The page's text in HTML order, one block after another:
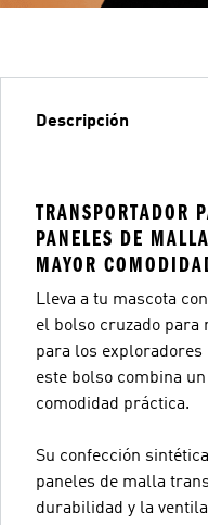
Descripción
TRANSPORTADOR
PANELES DE
MAYOR
Lleva a tu mascota
el bolso cruzado para
para los exploradores
este bolso combina
comodidad práctica.
Su confección
paneles de malla
durabilidad y la